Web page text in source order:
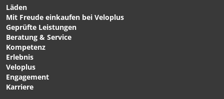
Läden
Mit Freude einkaufen bei Veloplus
Geprüfte Leistungen
Beratung & Service
Kompetenz
Erlebnis
Veloplus
Engagement
Karriere